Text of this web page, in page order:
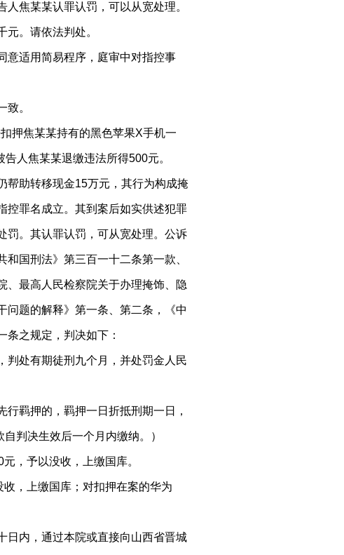
焦某某认罪认罚，可以从宽处理。
。请依法判处。
意适用简易程序，庭审中对指控事
致。
押焦某某持有的黑色苹果X手机一
人焦某某退缴违法所得500元。
帮助转移现金15万元，其行为构成掩
控罪名成立。其到案后如实供述犯罪
罚。其认罪认罚，可从宽处理。公诉
国刑法》第三百一十二条第一款、
、最高人民检察院关于办理掩饰、隐
问题的解释》第一条、第二条，《中
之规定，判决如下：
判处有期徒刑九个月，并处罚金人民
行羁押的，羁押一日折抵刑期一日，
判决生效后一个月内缴纳。）
，予以没收，上缴国库。
，上缴国库；对扣押在案的华为
日内，通过本院或直接向山西省晋城